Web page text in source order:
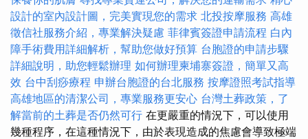
設計的室內設計圖，完美實現您的需求 北投按摩服務 高雄
徵信社服務介紹，專業解決疑慮 菲律賓簽證申請流程 白內
障手術費用詳細解析，幫助您做好預算 台胞證的申請步驟
詳細說明，助您輕鬆辦理 如何辦理柬埔寨簽證，簡單又高
效 台中刮痧療程 申辦台胞證的台北服務 按摩證照考試指導
高雄地區的清潔公司，專業服務更安心 台灣土葬政策，了
解當前的土葬是否仍然可行 在更嚴重的情況下，可以使用
幾種程序，在這種情況下，由於表現造成的焦慮會導致極端